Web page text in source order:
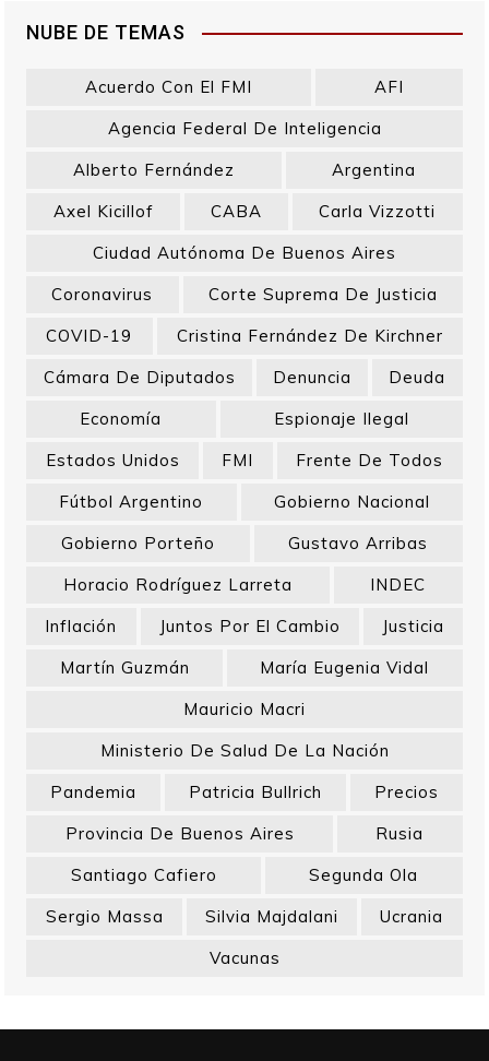
NUBE DE TEMAS
Acuerdo Con El FMI
AFI
Agencia Federal De Inteligencia
Alberto Fernández
Argentina
Axel Kicillof
CABA
Carla Vizzotti
Ciudad Autónoma De Buenos Aires
Coronavirus
Corte Suprema De Justicia
COVID-19
Cristina Fernández De Kirchner
Cámara De Diputados
Denuncia
Deuda
Economía
Espionaje Ilegal
Estados Unidos
FMI
Frente De Todos
Fútbol Argentino
Gobierno Nacional
Gobierno Porteño
Gustavo Arribas
Horacio Rodríguez Larreta
INDEC
Inflación
Juntos Por El Cambio
Justicia
Martín Guzmán
María Eugenia Vidal
Mauricio Macri
Ministerio De Salud De La Nación
Pandemia
Patricia Bullrich
Precios
Provincia De Buenos Aires
Rusia
Santiago Cafiero
Segunda Ola
Sergio Massa
Silvia Majdalani
Ucrania
Vacunas